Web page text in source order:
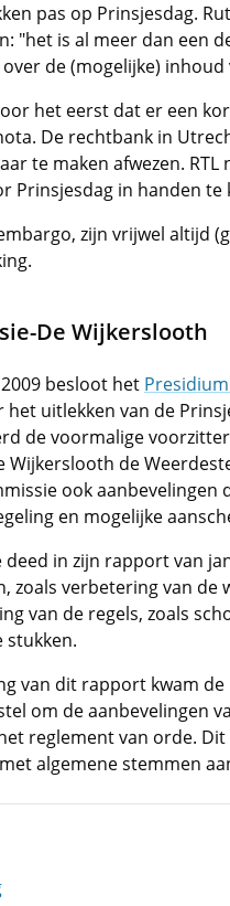
pas op Prinsjesdag.
"het is al meer dan een
de (mogelijke)
het eerst dat er een
De rechtbank in
te maken afwezen.
Prinsjesdag in handen te
zijn vrijwel altijd
De Wijkerslooth
besloot het
het uitlekken van de
de voormalige
Wijkerslooth de
ook aanbevelingen
en mogelijke
deed in zijn rapport van
zoals verbetering van
van de regels, zoals
stukken.
van dit rapport kwam
om de aanbevelingen
reglement van orde.
algemene stemmen